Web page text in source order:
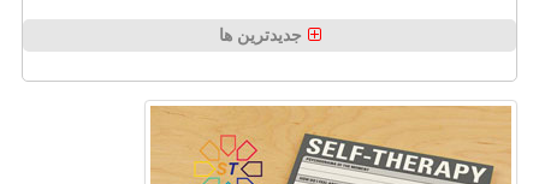
جدیدترین ها